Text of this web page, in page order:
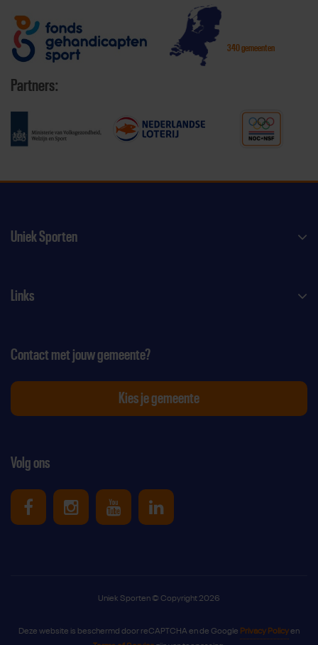
340 gemeenten
Partners:
Uniek Sporten
Links
Volg ons
Uniek Sporten op Facebook
Uniek Sporten op Instagram
Uniek Sporten op Youtube
Uniek Sporten op
Contact met jouw gemeente?
Kies je gemeente
Uniek Sporten © Copyright 2026
Deze website is beschermd door reCAPTCHA en de Google Privacy Policyen